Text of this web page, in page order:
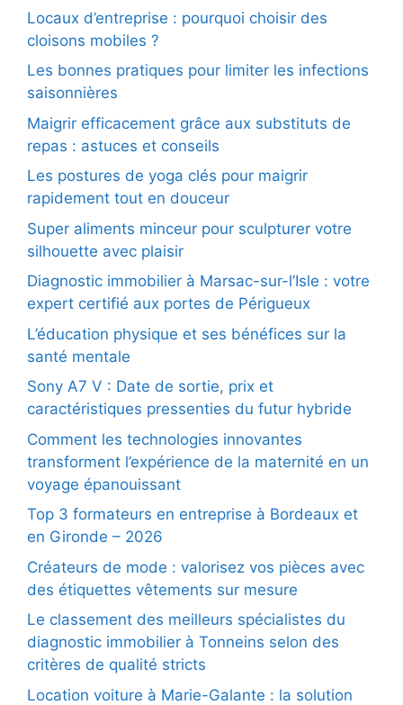
Locaux d’entreprise : pourquoi choisir des
cloisons mobiles ?
Les bonnes pratiques pour limiter les infections
saisonnières
Maigrir efficacement grâce aux substituts de
repas : astuces et conseils
Les postures de yoga clés pour maigrir
rapidement tout en douceur
Super aliments minceur pour sculpturer votre
silhouette avec plaisir
Diagnostic immobilier à Marsac-sur-l’Isle : votre
expert certifié aux portes de Périgueux
L’éducation physique et ses bénéfices sur la
santé mentale
Sony A7 V : Date de sortie, prix et
caractéristiques pressenties du futur hybride
Comment les technologies innovantes
transforment l’expérience de la maternité en un
voyage épanouissant
Top 3 formateurs en entreprise à Bordeaux et
en Gironde – 2026
Créateurs de mode : valorisez vos pièces avec
des étiquettes vêtements sur mesure
Le classement des meilleurs spécialistes du
diagnostic immobilier à Tonneins selon des
critères de qualité stricts
Location voiture à Marie-Galante : la solution